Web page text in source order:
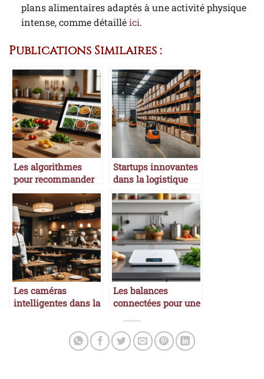
plans alimentaires adaptés à une activité physique
intense, comme détailléici.
Publications Similaires :
Les algorithmes
pour recommander
des recettes
Startups innovantes
dans la logistique
alimentaire
Les caméras
intelligentes dans la
Les balances
connectées pour une